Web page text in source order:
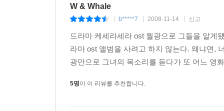
W & Whale
b*****7 2008-11-14 신고
드라마 케세라세라 ost 월광으로 그들을 알게
라마 ost 앨범을 사려고 하지 않는다. 왜냐면,
광만으로 그녀의 목소리를 듣다가 또 어느 영
5명이 이 리뷰를 추천합니다.